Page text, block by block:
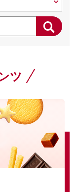
ツ